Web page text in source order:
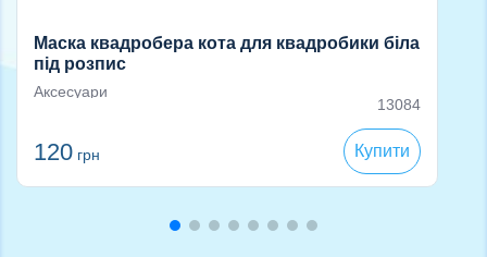
Маска квадробера кота для квадробики біла
під розпис
Аксесуари
13084
120 грн Купити